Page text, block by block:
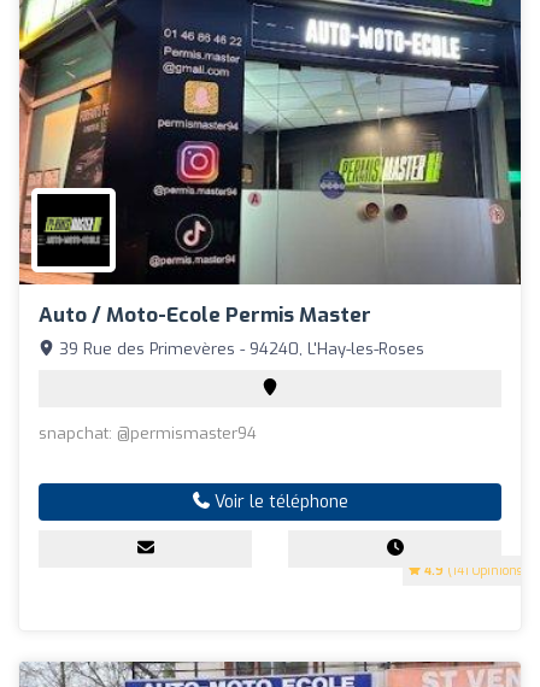
Auto / Moto-Ecole Permis Master
4.9 (141 Opinions)
39 Rue des Primevères - 94240, L'Hay-les-Roses
snapchat: @permismaster94
Voir le téléphone